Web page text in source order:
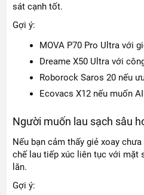
sát cạnh tốt.
Gợi ý:
MOVA P70 Pro Ultra với
Dreame X50 Ultra với
Roborock Saros 20 nếu
Ecovacs X12 nếu muốn
Người muốn lau sạch sâu
Nếu bạn cảm thấy giẻ xoay
chế lau tiếp xúc liên tục với mặt
lăn.
Gợi ý: